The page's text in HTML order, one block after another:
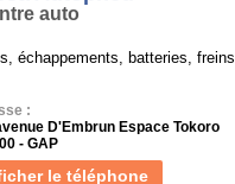
auto
échappements, batteries,
:
D'Embrun Espace Tokoro
- GAP
le téléphone